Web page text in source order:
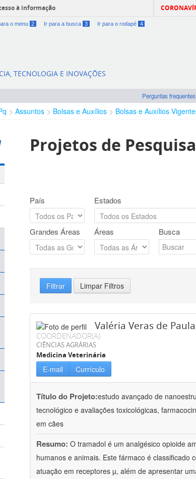
à informação
o menu 2 Ir para a busca 3 Ir para o rodapé 4
TECNOLOGIA E INOVAÇÕES
Perguntas frequentes
Assuntos Bolsas e Auxílios Bolsas e Auxílios
Projetos de Pesquisa
País Estados
Grandes Áreas Áreas Busca
Filtrar Limpar Filtros
Valéria Veras de Paula
COORDENADOR(A)
CIÊNCIAS AGRÁRIAS
Medicina Veterinária
E-mail Currículo
Título do Projeto:estudo avançado de
tecnológico e avaliações toxicológicas,
em cães
Resumo: O tramadol é um analgésico opioide
humanos e animais. Este fármaco é
atuação em receptores µ, além de apresentar